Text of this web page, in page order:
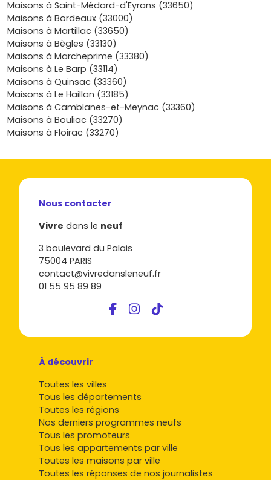
les plans et les délais afin d’anticiper ton
emménagement. Envie d’avancer sans stress ? Découvre
nos programmes et trouve la
colle à ton budget et à tes envies ; je t’aide à y voir clair
sur les surfaces, l’implantation, les prestations et les
économies d’énergie pour que tu concrétises ton projet
dans les meilleures conditions, au bon prix et au bon
endroit.
Maisons à Saint-Médard-d'Eyrans (33650)
Maisons à Bordeaux (33000)
Maisons à Martillac (33650)
Maisons à Bègles (33130)
Maisons à Marcheprime (33380)
Maisons à Le Barp (33114)
Maisons à Quinsac (33360)
Maisons à Le Haillan (33185)
Maisons à Camblanes-et-Meynac (33360)
Maisons à Bouliac (33270)
Maisons à Floirac (33270)
Nous contacter
Vivre dans le neuf
3 boulevard du Palais
75004 PARIS
contact@vivredansleneuf.fr
01 55 95 89 89
À découvrir
Toutes les villes
Tous les départements
Toutes les régions
Nos derniers programmes neufs
Tous les promoteurs
Tous les appartements par ville
Toutes les maisons par ville
Toutes les réponses de nos journalistes